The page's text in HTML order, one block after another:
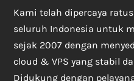
Kami telah dipercaya
seluruh Indonesia untuk
sejak 2007 dengan
cloud & VPS yang stabil
Didukung dengan